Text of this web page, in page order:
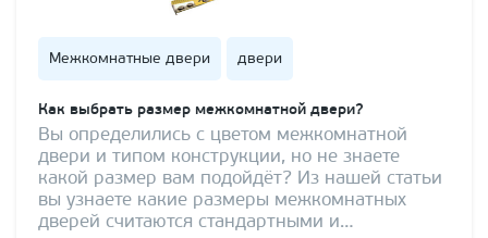
Межкомнатные двери двери
Как выбрать размер межкомнатной двери?
Вы определились с цветом межкомнатной
двери и типом конструкции, но не знаете
какой размер вам подойдёт? Из нашей статьи
вы узнаете какие размеры межкомнатных
дверей считаются стандартными и…